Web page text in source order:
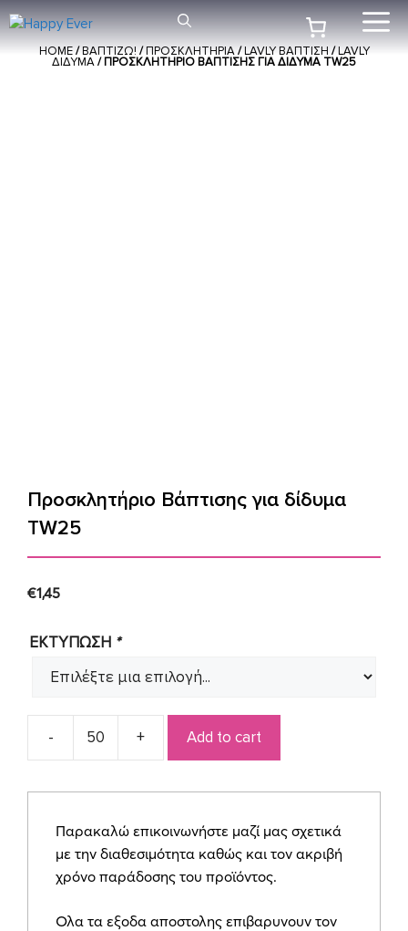
Μετάβαση
σε
περιεχόμενο
HOME/ΒΑΠΤΙΖΩ!/ΠΡΟΣΚΛΗΤΗΡΙΑ/LAVLY ΒΑΠΤΙΣΗ/LAVLY
ΔΙΔΥΜΑ/ ΠΡΟΣΚΛΗΤΉΡΙΟ ΒΆΠΤΙΣΗΣ ΓΙΑ ΔΊΔΥΜΑ TW25
Προσκλητήριο Βάπτισης για δίδυμα
TW25
€1,45
ΕΚΤΥΠΩΣΗ *
Προσκλητήριο
για
TW25
quantity
Add to cart
Παρακαλώ επικοινωνήστε μαζί μας σχετικά
με την διαθεσιμότητα καθώς και τον ακριβή
χρόνο παράδοσης του προϊόντος.
Ολα τα εξοδα αποστολης επιβαρυνουν τον